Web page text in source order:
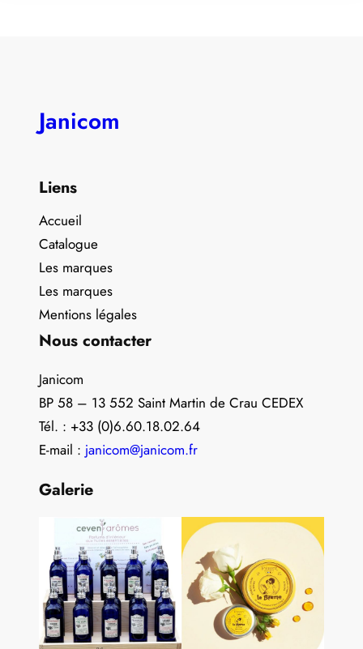
Janicom
Liens
Accueil
Catalogue
Les marques
Les marques
Mentions légales
Nous contacter
Janicom
BP 58 – 13 552 Saint Martin de Crau CEDEX
Tél. : +33 (0)6.60.18.02.64
E-mail : janicom@janicom.fr
Galerie